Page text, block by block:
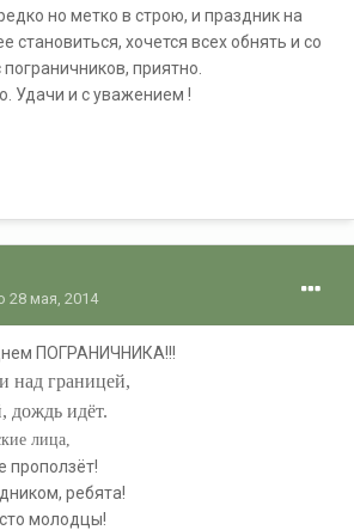
но метко в строю, и праздник на
становиться, хочется всех обнять и со
приятно.
Удачи и с уважением !
28 мая, 2014
ПОГРАНИЧНИКА!!!
над границей,
дождь идёт.
лица,
проползёт!
ребята!
молодцы!